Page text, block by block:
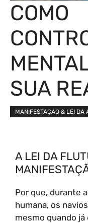
COMO
SUA
MANIFESTAÇÃO & LEI DA
A LEI DA
Por que, durante
humana, os
mesmo quando